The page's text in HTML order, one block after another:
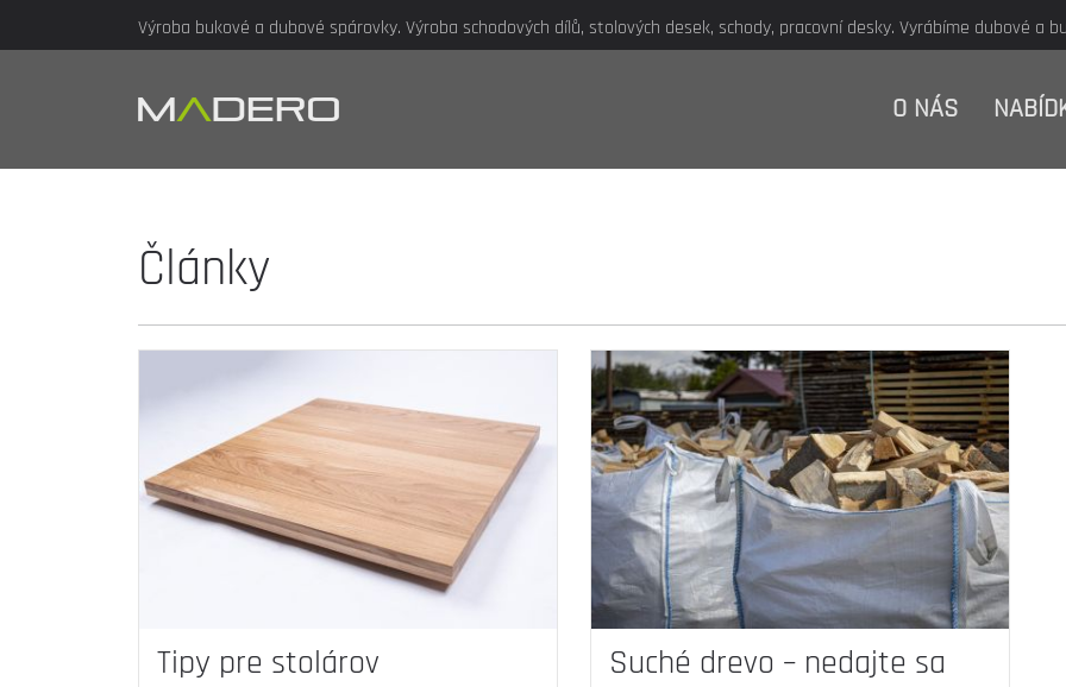
Výroba bukové a dubové spárovky. Výroba schodových dílů, stolových desek, schody, pracovní desky. Vyrábíme dubové a
O NÁS
Články
Tipy pre stolárov
Suché drevo – nedajte sa